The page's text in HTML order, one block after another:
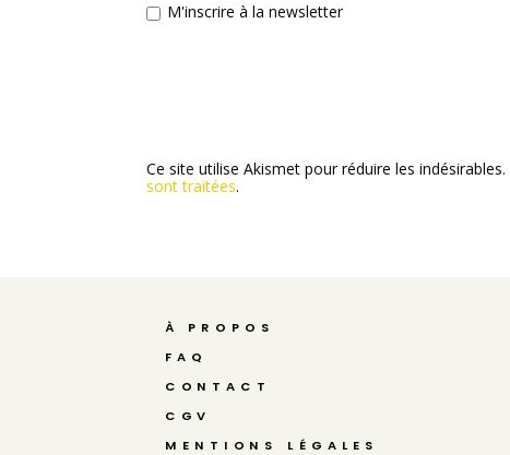
M'inscrire à la newsletter
Ce site utilise Akismet pour réduire les indésirables.
sont traitées.
À PROPOS
FAQ
CONTACT
CGV
MENTIONS LÉGALES